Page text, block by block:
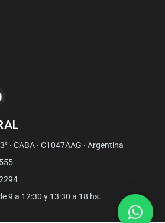
· CABA · C1047AAG · Argentina
9 a 12:30 y 13:30 a 18 hs.